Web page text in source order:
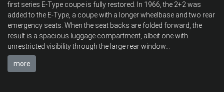
first series E-Type coupe is fully restored. In 1966, the 2+2 was
added to the E-Type, a coupe with a longer wheelbase and two rear
emergency seats. When the seat backs are folded forward, the
result is a spacious luggage compartment, albeit one with
unrestricted visibility through the large rear window...
more